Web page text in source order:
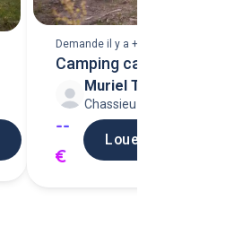
Demande il y a + de 30j
Camping car location
jumeaux
Muriel T
Chassieu 69680
--
€
Louer mon